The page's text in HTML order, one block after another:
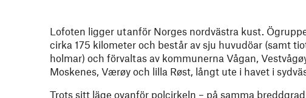
Lofoten ligger utanför Norges nordvästra kust.
cirka 175 kilometer och består av sju huvudöar (samt
holmar) och förvaltas av kommunerna Vågan,
Moskenes, Værøy och lilla Røst, långt ute i havet i
Trots sitt läge ovanför polcirkeln – på samma